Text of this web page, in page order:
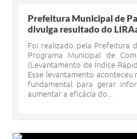
Prefeitura Municipal de
divulga resultado do
Foi realizado pela Prefeitura
Programa Municipal de
(Levantamento de Índice
Esse levantamento
fundamental para gerar
aumentar a eficácia do...